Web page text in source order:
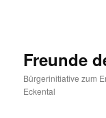
Freunde
Bürgerinitiative zum
Eckental